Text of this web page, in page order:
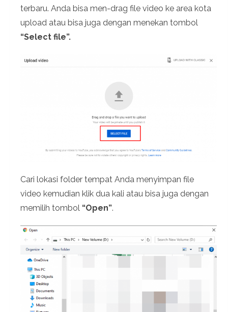
terbaru. Anda bisa men-drag file video ke area kota
upload atau bisa juga dengan menekan tombol
“Select file”.
Cari lokasi folder tempat Anda menyimpan file
video kemudian klik dua kali atau bisa juga dengan
memilih tombol “Open”.